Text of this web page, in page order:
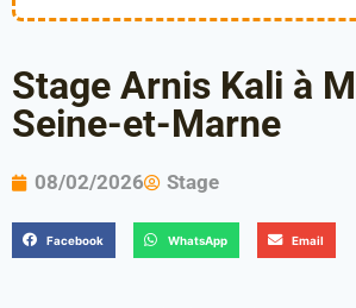
Stage Arnis Kali à
Seine-et-Marne
08/02/2026 Stage
Facebook WhatsApp Email